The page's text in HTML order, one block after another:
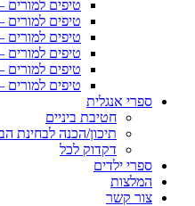
טיפים למורים
טיפים למורים
טיפים
טיפים למורים
טיפים למורים
טיפים
ספרי אנגלית
חטיבת ביניים
תיכון/הכנה לבחינת
דקדוק לכל
ספרי ילדים
המלצות
צור קשר